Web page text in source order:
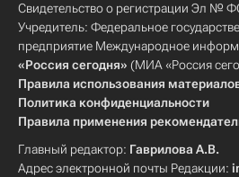
Свидетельство о регистрации Эл №
Учредитель: Федеральное
предприятие Международное
«Россия сегодня» (МИА «Россия
Правила использования
Политика конфиденциальности
Правила применения
Главный редактор: Гаврилова А.В.
Адрес электронной почты Редакции: